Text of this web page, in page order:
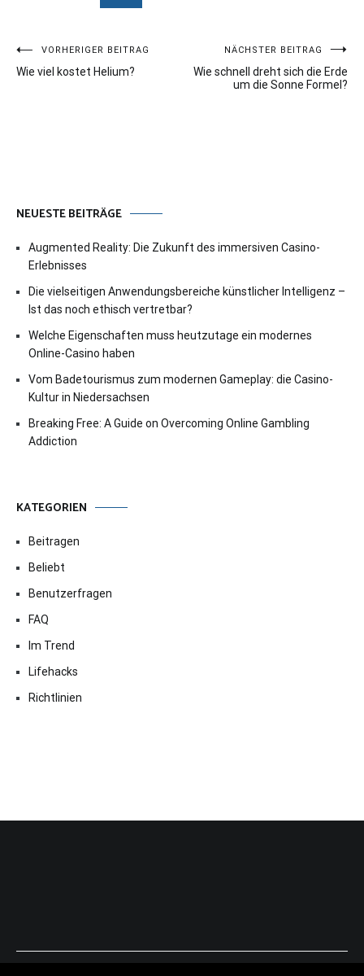
Beitragsnavigation
VORHERIGER BEITRAG
Wie viel kostet Helium?
NÄCHSTER BEITRAG
Wie schnell dreht sich die Erde
um die Sonne Formel?
NEUESTE BEITRÄGE
Augmented Reality: Die Zukunft des immersiven Casino-
Erlebnisses
Die vielseitigen Anwendungsbereiche künstlicher Intelligenz –
Ist das noch ethisch vertretbar?
Welche Eigenschaften muss heutzutage ein modernes
Online-Casino haben
Vom Badetourismus zum modernen Gameplay: die Casino-
Kultur in Niedersachsen
Breaking Free: A Guide on Overcoming Online Gambling
Addiction
KATEGORIEN
Beitragen
Beliebt
Benutzerfragen
FAQ
Im Trend
Lifehacks
Richtlinien